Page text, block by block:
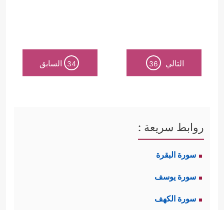
التالي 36
34 السابق
روابط سريعة :
سورة البقرة
سورة يوسف
سورة الكهف